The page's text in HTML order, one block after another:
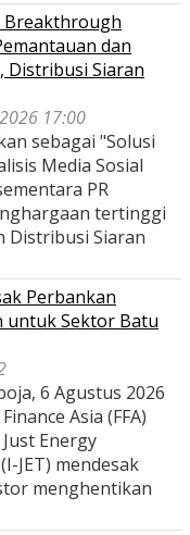
Breakthrough
dan
Distribusi Siaran
17:00
sebagai "Solusi
Media Sosial
PR
tertinggi
Distribusi Siaran
Perbankan
untuk Sektor Batu
6 Agustus 2026
Asia (FFA)
Energy
JET) mendesak
menghentikan